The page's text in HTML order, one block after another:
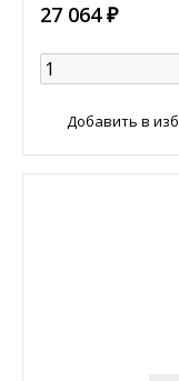
27 064 ₽
Добавить в